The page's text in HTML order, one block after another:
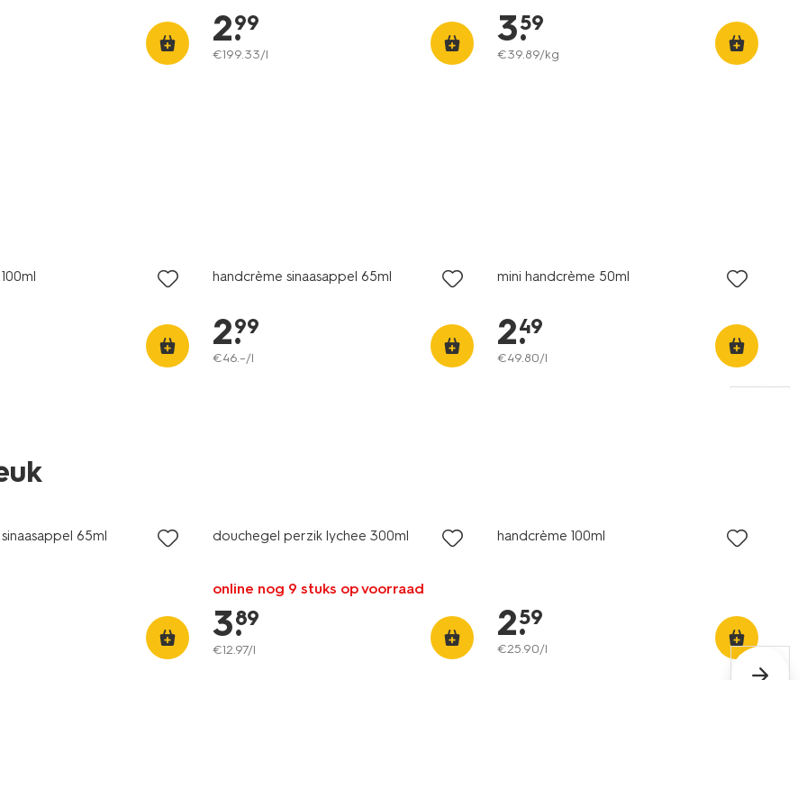
2.
99
€199.33/l
3.
59
€39.89/kg
handcrème sinaasappel 65ml
2.
99
€46.–/l
mini handcrème 50ml
2.
49
€49.80/l
65ml douchegel perzik lychee 300ml
online nog 9 stuks op voorraad
3.
89
€12.97/l
handcrème 100ml
2.
59
€25.90/l